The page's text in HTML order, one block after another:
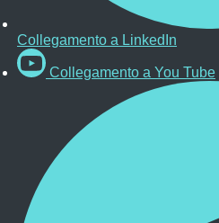
Collegamento a LinkedIn
Collegamento a You Tube